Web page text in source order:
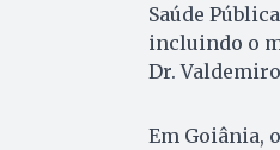
Saúde
incluindo o
Dr.
Em Goiânia,